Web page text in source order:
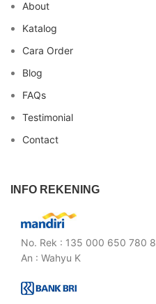
About
Katalog
Cara Order
Blog
FAQs
Testimonial
Contact
INFO REKENING
No. Rek : 135 000 650 780 8
An : Wahyu K